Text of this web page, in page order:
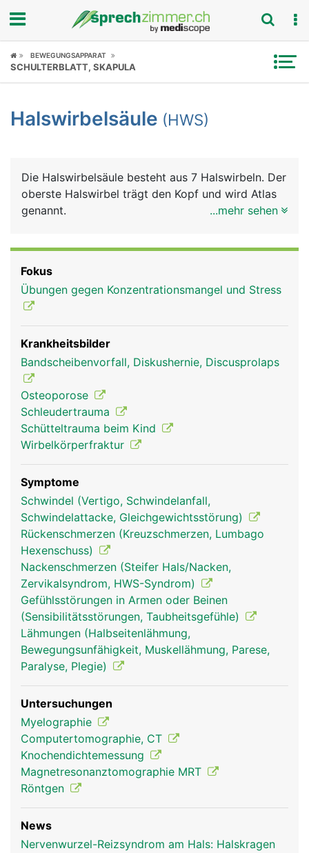
Fokus
Symptome
News
Rubriken
BEWEGUNGSAPPARAT
SCHULTERBLATT, SKAPULA
Halswirbelsäule (HWS)
Die Halswirbelsäule besteht aus 7 Halswirbeln. Der
oberste Halswirbel trägt den Kopf und wird Atlas
genannt.
Halswirbelsäule
...mehr sehen
Fokus
Übungen gegen Konzentrationsmangel und Stress
Krankheitsbilder
Bandscheibenvorfall, Diskushernie, Discusprolaps
Osteoporose
Schleudertrauma
Schütteltrauma beim Kind
Wirbelkörperfraktur
Symptome
Schwindel (Vertigo, Schwindelanfall,
Schwindelattacke, Gleichgewichtsstörung)
Rückenschmerzen (Kreuzschmerzen, Lumbago
Hexenschuss)
Nackenschmerzen (Steifer Hals/Nacken,
Zervikalsyndrom, HWS-Syndrom)
Gefühlsstörungen in Armen oder Beinen
(Sensibilitätsstörungen, Taubheitsgefühle)
Lähmungen (Halbseitenlähmung,
Bewegungsunfähigkeit, Muskellähmung, Parese,
Paralyse, Plegie)
Untersuchungen
Myelographie
Computertomographie, CT
Knochendichtemessung
Magnetresonanztomographie MRT
Röntgen
News
Nervenwurzel-Reizsyndrom am Hals: Halskragen